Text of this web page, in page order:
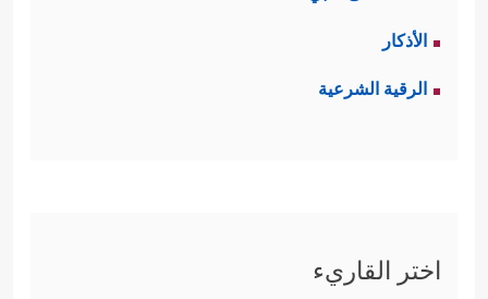
الأذكار
الرقية الشرعية
اختر القاريء